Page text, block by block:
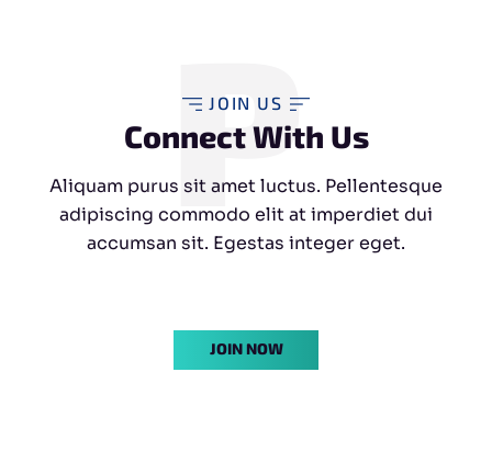
P
JOIN US
Connect With Us
Aliquam purus sit amet luctus. Pellentesque
adipiscing commodo elit at imperdiet dui
accumsan sit. Egestas integer eget.
JOIN NOW